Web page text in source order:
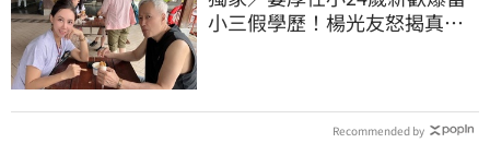
小三假學歷！楊光友怒揭真實
Recommended by